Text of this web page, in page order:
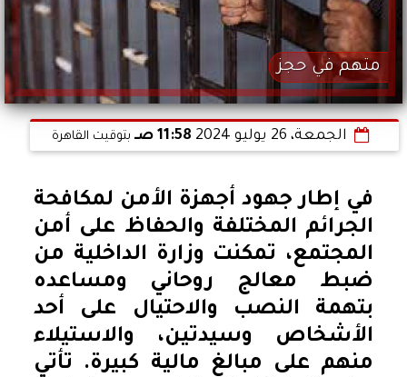
متهم في حجز
الجمعة، 26 يوليو 2024 11:58 صـ بتوقيت القاهرة
في إطار جهود أجهزة الأمن لمكافحة
الجرائم المختلفة والحفاظ على أمن
المجتمع، تمكنت وزارة الداخلية من
ضبط معالج روحاني ومساعده
بتهمة النصب والاحتيال على أحد
الأشخاص وسيدتين، والاستيلاء
منهم على مبالغ مالية كبيرة. تأتي